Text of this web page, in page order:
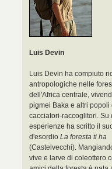
Luis Devin
Luis Devin ha compiuto
antropologiche nelle
dell'Africa centrale,
pigmei Baka e altri popoli
cacciatori-raccoglitori. Su
esperienze ha scritto il
d'esordio La foresta ti ha
(Castelvecchi).
vive e larve di coleottero